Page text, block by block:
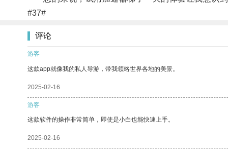
#37#
评论
游客
这款app就像我的私人导游，带我领略世界各地的美景。
2025-02-16
游客
这款软件的操作非常简单，即使是小白也能快速上手。
2025-02-16